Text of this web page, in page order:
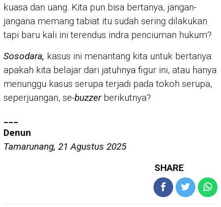
kuasa dan uang. Kita pun bisa bertanya, jangan-
jangana memang tabiat itu sudah sering dilakukan
tapi baru kali ini terendus indra penciuman hukum?
Sosodara, kasus ini menantang kita untuk bertanya:
apakah kita belajar dari jatuhnya figur ini, atau hanya
menunggu kasus serupa terjadi pada tokoh serupa,
seperjuangan, se-buzzerberikutnya?
Denun
Tamarunang, 21 Agustus 2025
SHARE